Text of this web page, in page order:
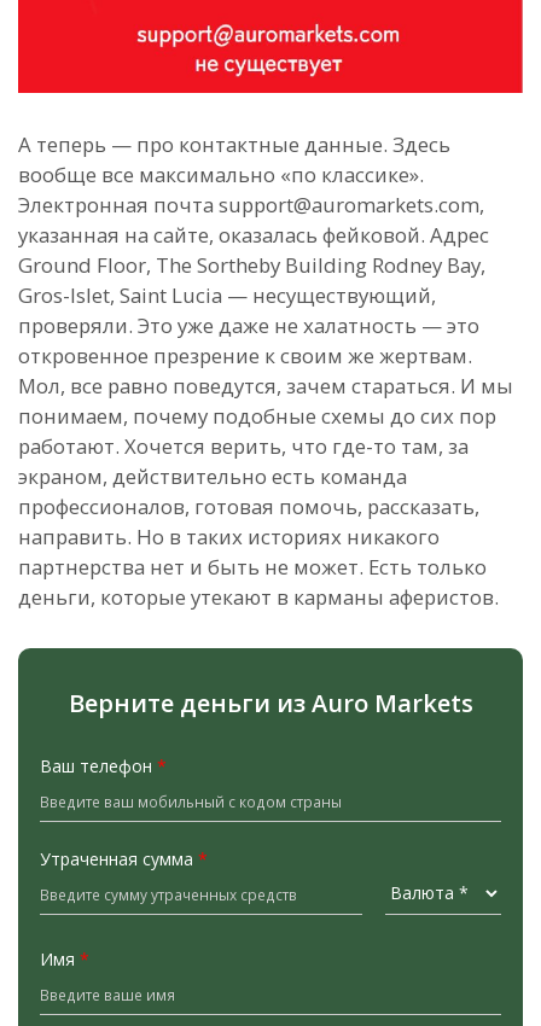
А теперь — про контактные данные. Здесь
вообще все максимально «по классике».
Электронная почта support@auromarkets.com,
указанная на сайте, оказалась фейковой. Адрес
Ground Floor, The Sortheby Building Rodney Bay,
Gros-Islet, Saint Lucia — несуществующий,
проверяли. Это уже даже не халатность — это
откровенное презрение к своим же жертвам.
Мол, все равно поведутся, зачем стараться. И мы
понимаем, почему подобные схемы до сих пор
работают. Хочется верить, что где-то там, за
экраном, действительно есть команда
профессионалов, готовая помочь, рассказать,
направить. Но в таких историях никакого
партнерства нет и быть не может. Есть только
деньги, которые утекают в карманы аферистов.
Верните деньги из Auro Markets
Ваш телефон *
Утраченная сумма *
Имя *